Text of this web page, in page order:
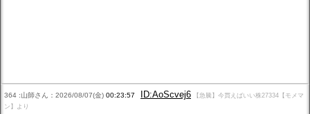
364 :山師さん：2026/08/07(金) 00:23:57 ID:AoScvej6
【急騰】今買えばいい株27334【モメマ
ン】より